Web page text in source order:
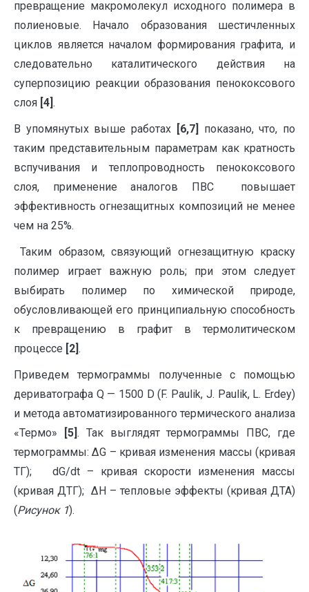
превращение макромолекул исходного полимера в
полиеновые. Начало образования шестичленных
циклов является началом формирования графита, и
следовательно каталитического действия на
суперпозицию реакции образования пенококсового
слоя [4].
В упомянутых выше работах [6,7]
показано, что, по
таким представительным параметрам как кратность
вспучивания и теплопроводность пенококсового
слоя, применение аналогов ПВС повышает
эффективность огнезащитных композиций не менее
чем на 25%.
Таким образом, связующий огнезащитную краску
полимер играет важную роль; при этом следует
выбирать полимер по химической природе,
обусловливающей его принципиальную способность
к превращению в графит в термолитическом
процессе [2].
Приведем термограммы полученные с помощью
дериватографа Q — 1500 D (F. Paulik, J. Paulik, L. Erdey)
и метода автоматизированного термического анализа
«Термо»
[5]. Так выглядят термограммы ПВС, где
термограммы: ΔG – кривая изменения массы (кривая
ТГ); dG/dt – кривая скорости изменения массы
(кривая ДТГ); ΔН – тепловые эффекты (кривая ДТА)
(Рисунок 1).